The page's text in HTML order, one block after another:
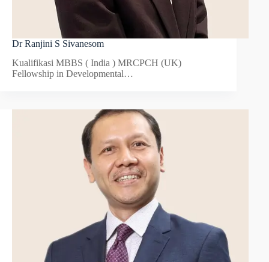
Dr Ranjini S Sivanesom
Kualifikasi MBBS ( India ) MRCPCH (UK)
Fellowship in Developmental…